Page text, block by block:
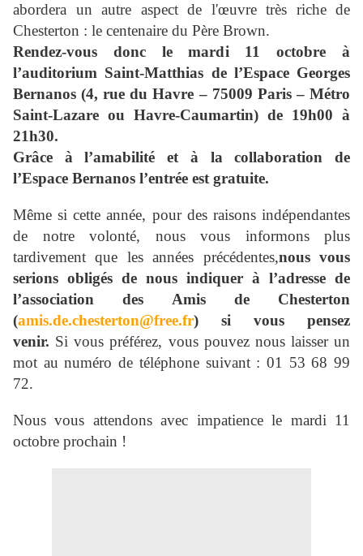
abordera un autre aspect de l'œuvre très riche de
Chesterton : le centenaire du Père Brown.
Rendez-vous donc le mardi 11 octobre à
l’auditorium Saint-Matthias de l’Espace Georges
Bernanos (4, rue du Havre – 75009 Paris – Métro
Saint-Lazare ou Havre-Caumartin) de 19h00 à
21h30.
Grâce à l’amabilité et à la collaboration de
l’Espace Bernanos l’entrée est gratuite.
Même si cette année, pour des raisons indépendantes
de notre volonté, nous vous informons plus
tardivement que les années précédentes,nous vous
serions obligés de nous indiquer à l’adresse de
l’association des Amis de Chesterton
(amis.de.chesterton@free.fr) si vous pensez
venir. Si vous préférez, vous pouvez nous laisser un
mot au numéro de téléphone suivant : 01 53 68 99
72.
Nous vous attendons avec impatience le mardi 11
octobre prochain !